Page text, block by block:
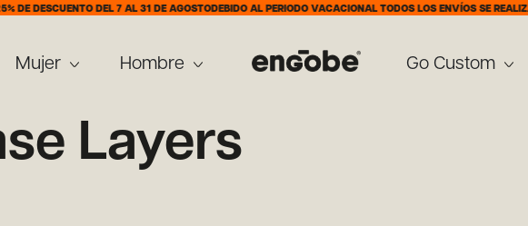
DESCUENTO DEL 7 AL 31 DE AGOSTODEBIDO AL PERIODO VACACIONAL TODOS LOS ENVÍOS SE
Mujer Hombre Go Custom
Layers